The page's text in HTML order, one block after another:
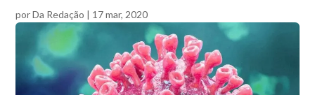
porDa Redação | 17 mar, 2020